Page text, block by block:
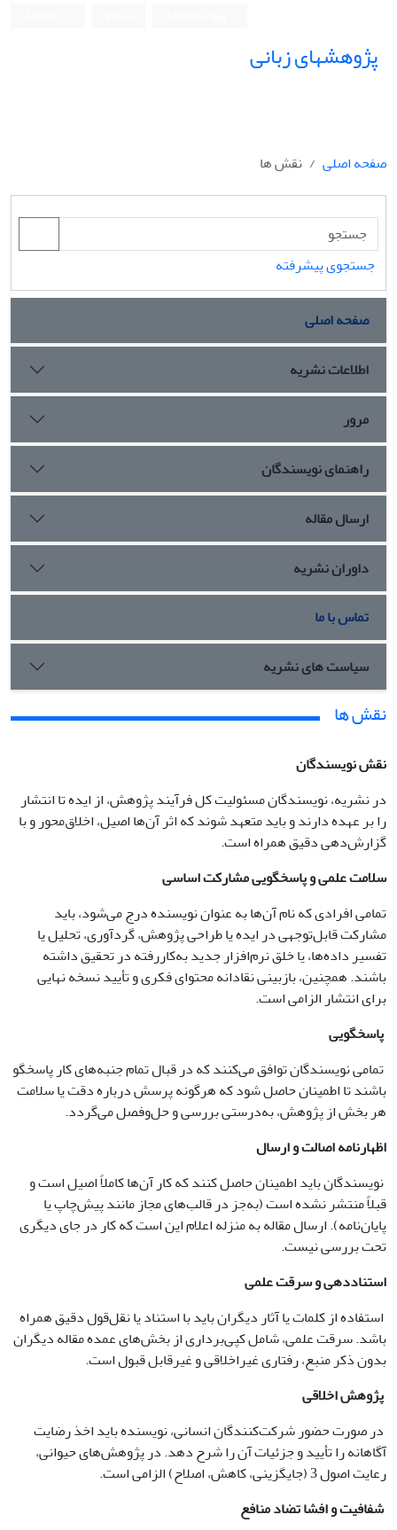
پژوهشهای زبانی
صفحه اصلی نقش ها
جستجوی پیشرفته
صفحه اصلی
اطلاعات نشریه
مرور
راهنمای نویسندگان
ارسال مقاله
داوران نشریه
تماس با ما
سیاست های نشریه
نقش ها
نقش نویسندگان
در نشریه، نویسندگان مسئولیت کل فرآیند پژوهش، از ایده تا انتشار
را بر عهده دارند و باید متعهد شوند که اثر آن‌ها اصیل، اخلاق‌محور و با
گزارش‌دهی دقیق همراه است.
سلامت علمی و پاسخگویی مشارکت اساسی
تمامی افرادی که نام آن‌ها به عنوان نویسنده درج می‌شود، باید
مشارکت قابل‌توجهی در ایده یا طراحی پژوهش، گردآوری، تحلیل یا
تفسیر داده‌ها، یا خلق نرم‌افزار جدید به‌کاررفته در تحقیق داشته
باشند. همچنین، بازبینی نقادانه محتوای فکری و تأیید نسخه نهایی
برای انتشار الزامی است.
پاسخگویی
تمامی نویسندگان توافق می‌کنند که در قبال تمام جنبه‌های کار پاسخگو
باشند تا اطمینان حاصل شود که هرگونه پرسش درباره دقت یا سلامت
هر بخش از پژوهش، به‌درستی بررسی و حل‌وفصل می‌گردد.
اظهارنامه اصالت و ارسال
نویسندگان باید اطمینان حاصل کنند که کار آن‌ها کاملاً اصیل است و
قبلاً منتشر نشده است (به‌جز در قالب‌های مجاز مانند پیش‌چاپ یا
پایان‌نامه). ارسال مقاله به منزله اعلام این است که کار در جای دیگری
تحت بررسی نیست.
استناددهی و سرقت علمی
استفاده از کلمات یا آثار دیگران باید با استناد یا نقل‌قول دقیق همراه
باشد. سرقت علمی، شامل کپی‌برداری از بخش‌های عمده مقاله دیگران
بدون ذکر منبع، رفتاری غیراخلاقی و غیرقابل قبول است.
پژوهش اخلاقی
در صورت حضور شرکت‌کنندگان انسانی، نویسنده باید اخذ رضایت
آگاهانه را تأیید و جزئیات آن را شرح دهد. در پژوهش‌های حیوانی،
رعایت اصول 3 (جایگزینی، کاهش، اصلاح) الزامی است.
شفافیت و افشا تضاد منافع